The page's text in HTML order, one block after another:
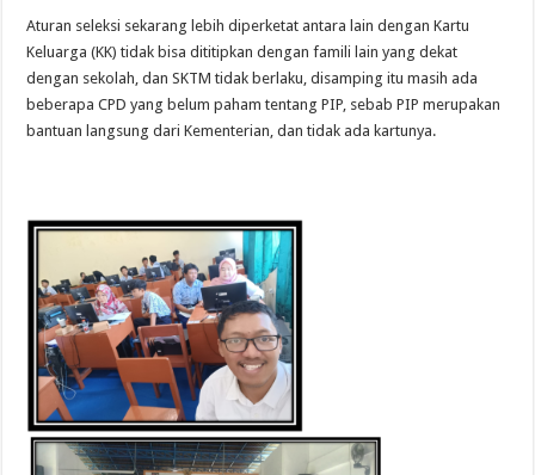
Aturan seleksi sekarang lebih diperketat antara lain dengan Kartu
Keluarga (KK) tidak bisa dititipkan dengan famili lain yang dekat
dengan sekolah, dan SKTM tidak berlaku, disamping itu masih ada
beberapa CPD yang belum paham tentang PIP, sebab PIP merupakan
bantuan langsung dari Kementerian, dan tidak ada kartunya.